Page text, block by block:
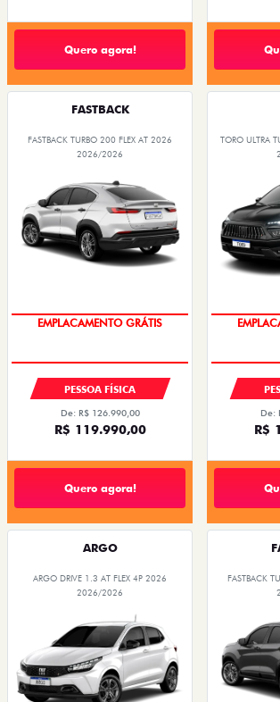
Quero agora!
FASTBACK
FASTBACK TURBO 200 FLEX AT 2026
2026/2026
OPORTUNIDADE
PESSOA FÍSICA
De: R$ 126.990,00
R$ 119.990,00
Quero agora!
TORO ULTRA
De:
R$
ARGO
ARGO DRIVE 1.3 AT FLEX 4P 2026
2026/2026
FASTBACK